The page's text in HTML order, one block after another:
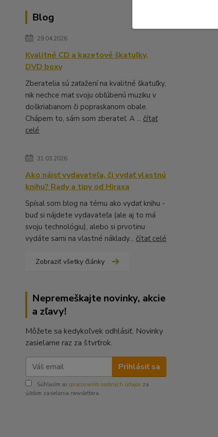
Blog
29.04.2026
Kvalitné CD a kazetové škatuľky,
DVD boxy
Zberatelia sú zaťažení na kvalitné škatuľky,
nik nechce mať svoju obľúbenú muziku v
doškriabanom či popraskanom obale.
Chápem to, sám som zberateľ. A ... čítať
celé
31.03.2026
Ako nájsť vydavateľa, či vydať vlastnú
knihu? Rady a tipy od Hiraxa
Spísal som blog na tému ako vydať knihu -
buď si nájdete vydavateľa (ale aj to má
svoju technológiu), alebo si prvotinu
vydáte sami na vlastné náklady... čítať celé
Zobraziť všetky články
Nepremeškajte novinky, akcie
a zľavy!
Môžete sa kedykoľvek odhlásiť. Novinky
zasielame raz za štvrťrok.
Prihlásiť sa
Súhlasím so spracovaním osobných údajov za
účelom zasielania newslettera.